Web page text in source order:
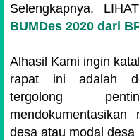
Selengkapnya,
BUMDes 2020 dari
Alhasil Kami ingin
rapat ini adalah
tergolong
desa atau modal desa